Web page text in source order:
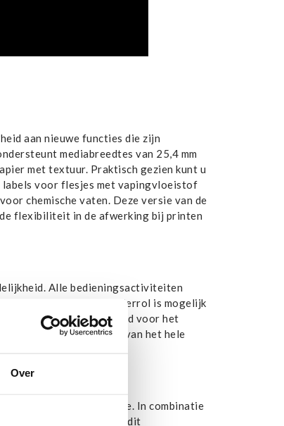
Over
aan nieuwe functies die zijn
mediabreedtes van 25,4 mm
met textuur. Praktisch gezien kunt u
labels voor flesjes met vapingvloeistof
chemische vaten. Deze versie van de
flexibiliteit in de afwerking bij printen
Alle bedieningsactiviteiten
Vervanging van de papierrol is mogelijk
hulpmiddelen ontwikkeld voor het
voor het beheer van het hele
en hoge resolutie. In combinatie
steunkleuren) levert dit